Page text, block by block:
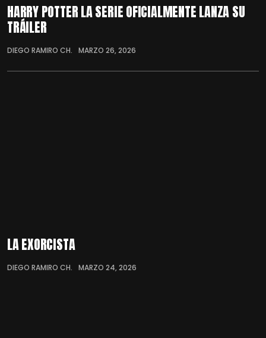
HARRY POTTER LA SERIE OFICIALMENTE LANZA SU
TRÁILER
DIEGO RAMIRO CH. MARZO 26, 2026
LA EXORCISTA
DIEGO RAMIRO CH. MARZO 24, 2026